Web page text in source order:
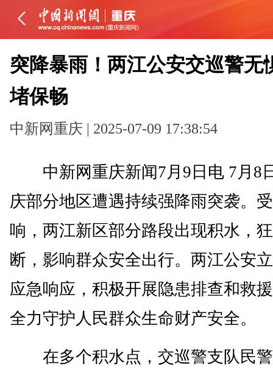
突降暴雨！两江公安交巡警无
堵保畅
中新网重庆 | 2025-07-09 17:38:54
中新网重庆新闻7月9日电 7月8
庆部分地区遭遇持续强降雨突袭。
响，两江新区部分路段出现积水，
断，影响群众安全出行。两江公安
应急响应，积极开展隐患排查和救
全力守护人民群众生命财产安全。
在多个积水点，交巡警支队民警